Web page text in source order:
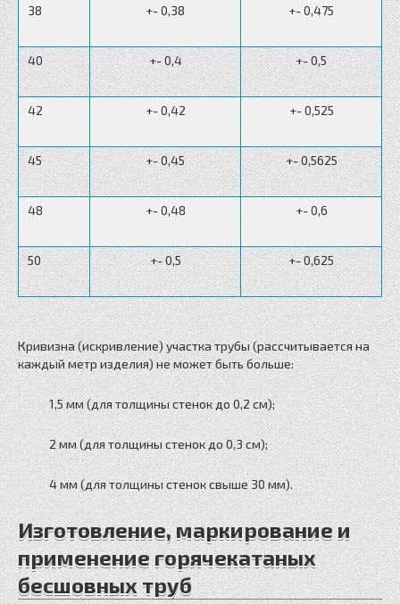
38 +- 0,38 +- 0,475
40 +- 0,4 +- 0,5
42 +- 0,42 +- 0,525
45 +- 0,45 +- 0,5625
48 +- 0,48 +- 0,6
50 +- 0,5 +- 0,625
Кривизна (искривление) участка трубы (рассчитывается на
каждый метр изделия) не может быть больше:
1,5 мм (для толщины стенок до 0,2 см);
2 мм (для толщины стенок до 0,3 см);
4 мм (для толщины стенок свыше 30 мм).
Изготовление, маркирование и
применение горячекатаных
бесшовных труб